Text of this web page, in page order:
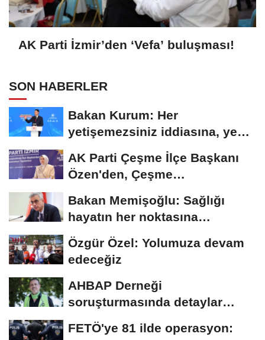
AK Parti İzmir’den ‘Vefa’ buluşması!
SON HABERLER
Bakan Kurum: Her
yetişemezsiniz iddiasına, yeni
bir anahtar teslimiyle...
AK Parti Çeşme İlçe Başkanı
Özen'den, Çeşme
Bakan Memişoğlu: Sağlığı
hayatın her noktasına
taşıyacağız
Özgür Özel: Yolumuza devam
edeceğiz
AHBAP Derneği
soruşturmasında detaylar
ortaya çıkmaya devam ediyor
FETÖ'ye 81 ilde operasyon: